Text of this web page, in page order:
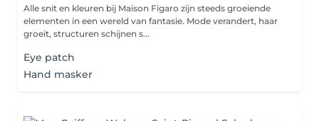
Alle snit en kleuren bij Maison Figaro zijn steeds groeiende
elementen in een wereld van fantasie. Mode verandert, haar
groeit, structuren schijnen s...
Eye patch
Hand masker